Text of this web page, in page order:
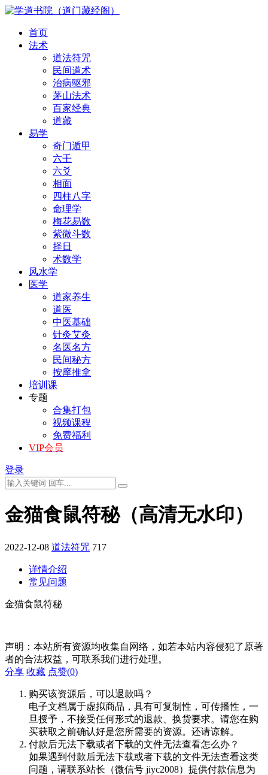
首页
法术
道法符咒
民间道术
治病驱邪
茅山法术
百家经典
道藏
易学
奇门遁甲
六壬
六爻
相面
四柱八字
命理学
梅花易数
紫微斗数
择日
术数学
风水学
医学
道家养生
道医
中医基础
针灸艾灸
名医名方
民间秘方
按摩推拿
培训课
专题
合集打包
视频课程
免费福利
VIP会员
登录
金猫食鼠符秘（高清无水印）
2022-12-08 道法符咒 717
详情介绍
常见问题
金猫食鼠符秘
声明：本站所有资源均收集自网络，如若本站内容侵犯了原著
者的合法权益，可联系我们进行处理。
分享 收藏 点赞(0)
购买该资源后，可以退款吗？
电子文档属于虚拟商品，具有可复制性，可传播性，一
旦授予，不接受任何形式的退款、换货要求。请您在购
买获取之前确认好是您所需要的资源。还请谅解。
付款后无法下载或者下载的文件无法查看怎么办？
如果遇到付款后无法下载或者下载的文件无法查看这类
问题，请联系站长（微信号 jiyc2008）提供付款信息为